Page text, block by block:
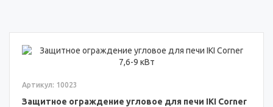
Артикул: 10023
Защитное ограждение угловое для печи IKI Corner